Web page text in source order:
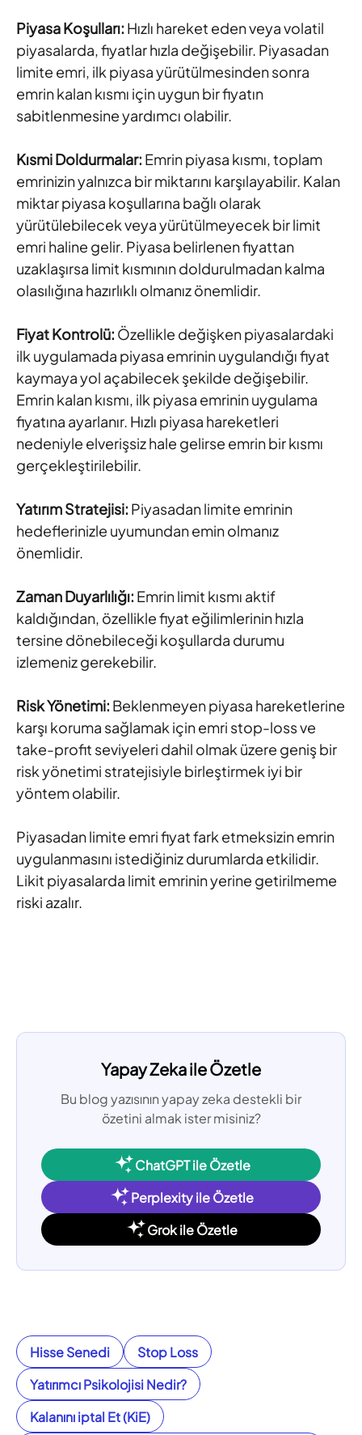
Piyasa Koşulları: Hızlı hareket eden veya volatil
piyasalarda, fiyatlar hızla değişebilir. Piyasadan
limite emri, ilk piyasa yürütülmesinden sonra
emrin kalan kısmı için uygun bir fiyatın
sabitlenmesine yardımcı olabilir.
Kısmi Doldurmalar: Emrin piyasa kısmı, toplam
emrinizin yalnızca bir miktarını karşılayabilir. Kalan
miktar piyasa koşullarına bağlı olarak
yürütülebilecek veya yürütülmeyecek bir limit
emri haline gelir. Piyasa belirlenen fiyattan
uzaklaşırsa limit kısmının doldurulmadan kalma
olasılığına hazırlıklı olmanız önemlidir.
Fiyat Kontrolü: Özellikle değişken piyasalardaki
ilk uygulamada piyasa emrinin uygulandığı fiyat
kaymaya yol açabilecek şekilde değişebilir.
Emrin kalan kısmı, ilk piyasa emrinin uygulama
fiyatına ayarlanır. Hızlı piyasa hareketleri
nedeniyle elverişsiz hale gelirse emrin bir kısmı
gerçekleştirilebilir.
Yatırım Stratejisi: Piyasadan limite emrinin
hedeflerinizle uyumundan emin olmanız
önemlidir.
Zaman Duyarlılığı: Emrin limit kısmı aktif
kaldığından, özellikle fiyat eğilimlerinin hızla
tersine dönebileceği koşullarda durumu
izlemeniz gerekebilir.
Risk Yönetimi: Beklenmeyen piyasa hareketlerine
karşı koruma sağlamak için emri stop-loss ve
take-profit seviyeleri dahil olmak üzere geniş bir
risk yönetimi stratejisiyle birleştirmek iyi bir
yöntem olabilir.
Piyasadan limite emri fiyat fark etmeksizin emrin
uygulanmasını istediğiniz durumlarda etkilidir.
Likit piyasalarda limit emrinin yerine getirilmeme
riski azalır.
Yapay Zeka ile Özetle
Bu blog yazısının yapay zeka destekli bir
özetini almak ister misiniz?
ChatGPT ile Özetle
Perplexity ile Özetle
Grok ile Özetle
Hisse Senedi
Stop Loss
Yatırımcı Psikolojisi Nedir?
Kalanını iptal Et (KiE)